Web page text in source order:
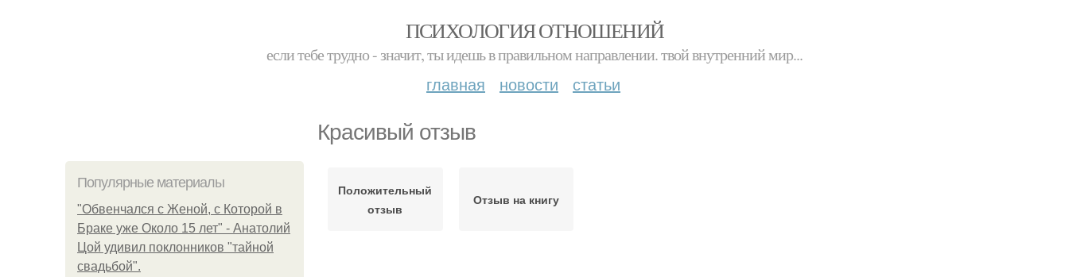
ПСИХОЛОГИЯ ОТНОШЕНИЙ
если тебе трудно - значит, ты идешь в правильном направлении. твой внутренний мир...
главная новости статьи
Красивый отзыв
Популярные материалы
"Обвенчался с Женой, с Которой в
Браке уже Около 15 лет" - Анатолий
Цой удивил поклонников "тайной
свадьбой".
Положительный
отзыв
Отзыв на книгу